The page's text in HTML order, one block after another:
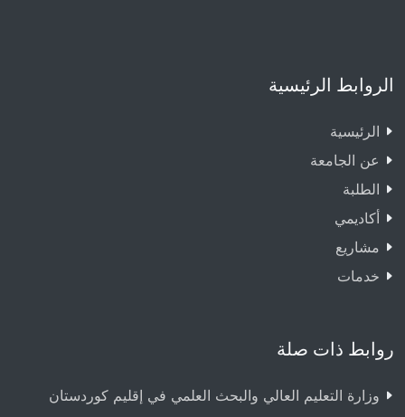
الروابط الرئيسية
الرئيسية
عن الجامعة
الطلبة
أكاديمي
مشاريع
خدمات
روابط ذات صلة
وزارة التعليم العالي والبحث العلمي في إقليم كوردستان